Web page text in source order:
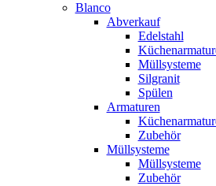
Blanco
Abverkauf
Edelstahl
Müllsysteme
Silgranit
Spülen
Armaturen
Zubehör
Müllsysteme
Müllsysteme
Zubehör